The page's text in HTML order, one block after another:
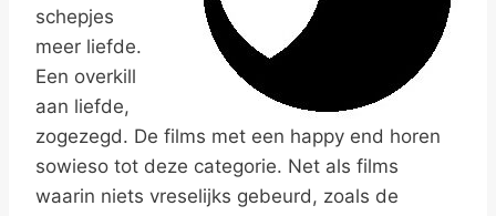
schepjes
meer liefde.
Een overkill
aan liefde,
zogezegd. De films met een happy end horen
sowieso tot deze categorie. Net als films
waarin niets vreselijks gebeurd, zoals de